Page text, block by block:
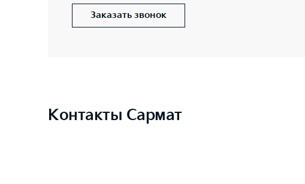
Заказать звонок
Контакты Сармат